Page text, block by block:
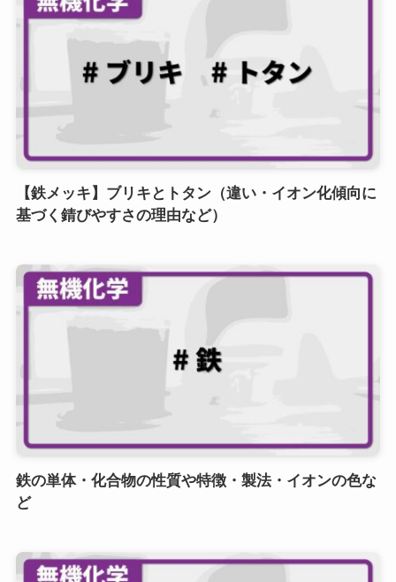
【鉄メッキ】ブリキとトタン（違い・イオン化傾向に
基づく錆びやすさの理由など）
鉄の単体・化合物の性質や特徴・製法・イオンの色な
ど